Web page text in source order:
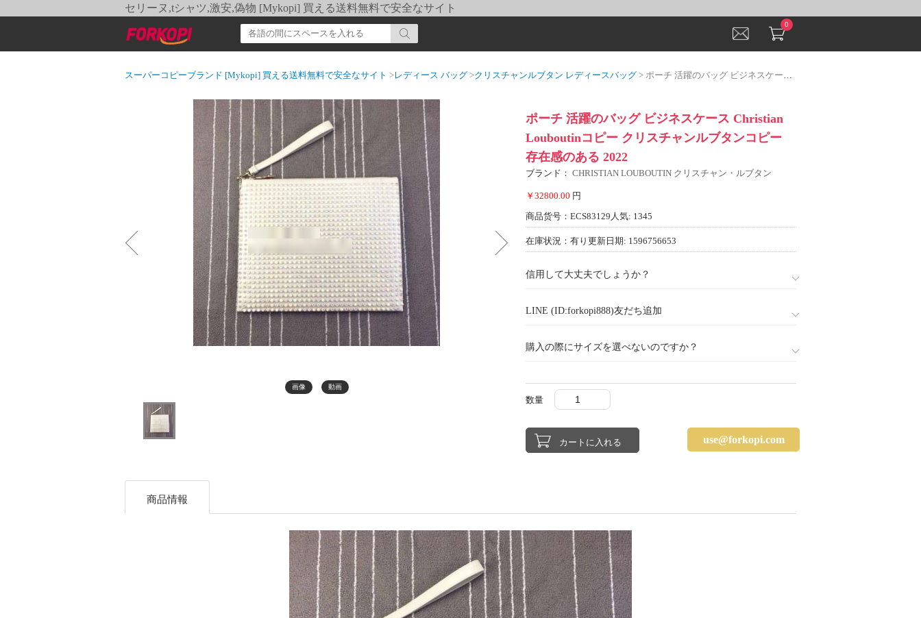
セリーヌ,tシャツ,激安,偽物 [Mykopi] 買える送料無料で安全なサイト
0
スーパーコピーブランド [Mykopi] 買える送料無料で安全なサイト >レディース バッグ >クリスチャンルブタン レディースバッグ > ポーチ 活躍のバッグ ビジネスケース Christian Louboutinコピー クリスチャンルブタンコピー 存在感のある 2022
画像 動画
ポーチ 活躍のバッグ ビジネスケース Christian
Louboutinコピー クリスチャンルブタンコピー
存在感のある 2022
ブランド： CHRISTIAN LOUBOUTIN クリスチャン・ルブタン
￥32800.00 円
商品货号：ECS83129 人気: 1345
在庫状況：有り 更新日期: 1596756653
信用して大丈夫でしょうか？
LINE (ID:forkopi888)友だち追加
購入の際にサイズを選べないのですか？
数量
use@forkopi.com
商品情報